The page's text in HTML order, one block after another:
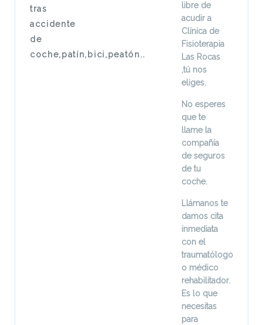
tras
accidente
de
coche,patín,bici,peatón..
libre de
acudir a
Clínica de
Fisioterapia
Las Rocas
,tú nos
eliges.
No esperes
que te
llame la
compañía
de seguros
de tu
coche.
Llámanos te
damos cita
inmediata
con el
traumatólogo
o médico
rehabilitador.
Es lo que
necesitas
para